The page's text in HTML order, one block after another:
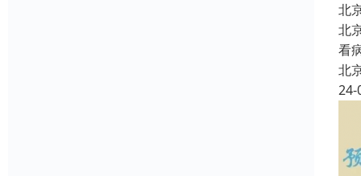
北
北
看
北
24-